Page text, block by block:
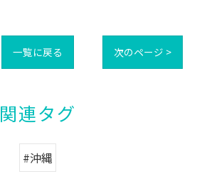
一覧に戻る 次のページ >
関連タグ
#沖縄